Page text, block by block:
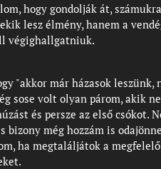
hogy gondolják át,
lesz élmény, hanem a
végighallgatniuk.
"akkor már házasok
sose volt olyan párom, akik
és persze az első csókot.
bizony még hozzám is
ha megtaláljátok a